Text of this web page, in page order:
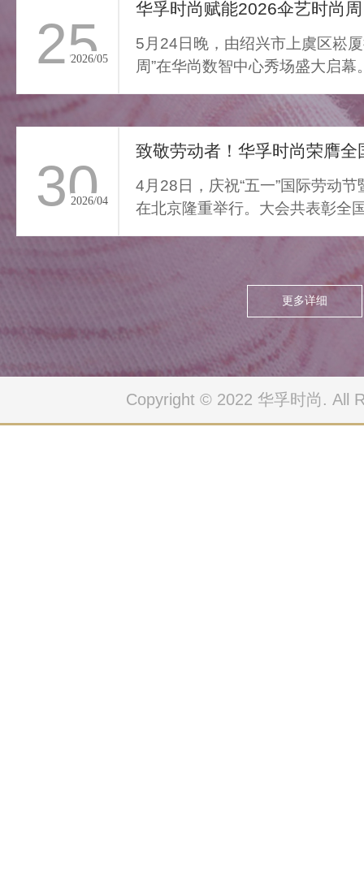
家门，我们亟需“能裹住情
绪”的柔色。家居服将“家的温
柔结界”缝进每寸面料，无需
逃离，换上这身柔雾，便能
让外界紧绷沉进居家软意，
呼吸慢下来，让家成为接住
所有情绪的栖居地。
25
2026/05
华孚时尚赋能2026伞艺时尚
5月24日晚，由绍兴市上虞区崧
周”在华尚数智中心秀场盛大启幕
30
2026/04
致敬劳动者！华孚时尚荣膺
4月28日，庆祝“五一”国际劳动
在北京隆重举行。大会共表彰全
更多详细
Copyright © 2022 华孚时尚. All